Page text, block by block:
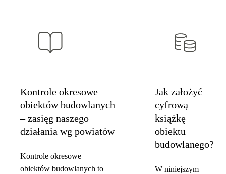
Kontrole okresowe
obiektów budowlanych
– zasięg naszego
działania wg powiatów
Kontrole okresowe
obiektów budowlanych to
Jak założyć
cyfrową
książkę
obiektu
budowlanego?
W niniejszym